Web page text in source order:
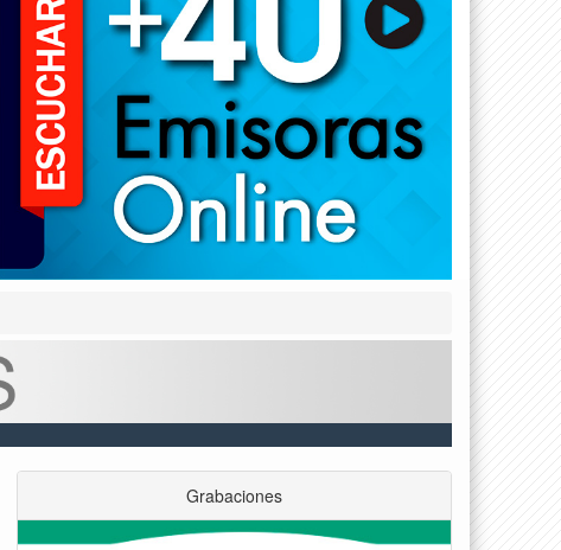
Grabaciones